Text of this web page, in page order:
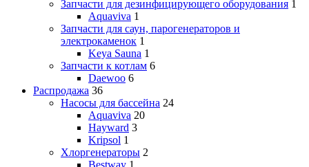
Запчасти для дезинфицирующего оборудования 1
Aquaviva 1
Запчасти для саун, парогенераторов и
электрокаменок 1
Keya Sauna 1
Запчасти к котлам 6
Daewoo 6
Распродажа 36
Насосы для бассейна 24
Aquaviva 20
Hayward 3
Kripsol 1
Хлоргенераторы 2